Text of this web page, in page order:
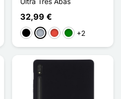
32,99 €
PretoCinzentoVermelho
Verde
+2